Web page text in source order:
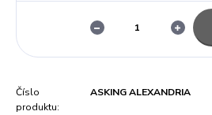
Číslo
produktu:
ASKING ALEXANDRIA